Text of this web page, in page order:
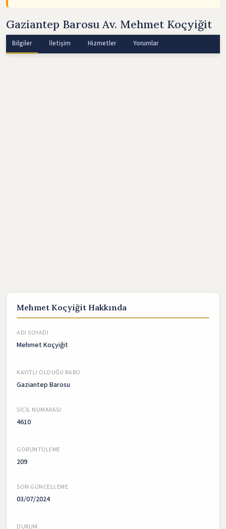
Gaziantep Barosu Av. Mehmet Koçyiğit
Bilgiler İletişim Hizmetler Yorumlar
Mehmet Koçyiğit Hakkında
ADI SOYADI
Mehmet Koçyiğit
KAYITLI OLDUĞU BARO
Gaziantep Barosu
SICIL NUMARASI
4610
GÖRÜNTÜLEME
209
SON GÜNCELLEME
03/07/2024
DURUM